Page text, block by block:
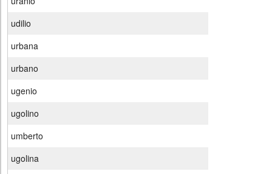
udilio
urbana
urbano
ugenio
ugolino
umberto
ugolina